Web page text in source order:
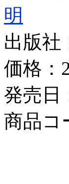
明
出版社
価格：
発売日
商品コ